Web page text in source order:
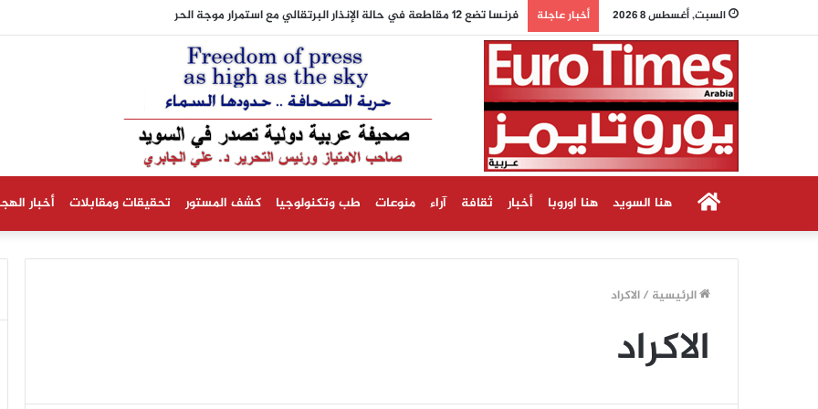
السبت, أغسطس 8 2026 أخبار عاجلة فرنسا تضع 12 مقاطعة في حالة الإنذار البرتقالي مع استمرار موجة الحر
الرئيسية
هنا السويد هنا اوروبا أخبار ثقافة آراء منوعات طب وتكنولوجيا كشف المستور تحقيقات ومقابلات أخبار
الرئيسية /الاكراد
الاكراد